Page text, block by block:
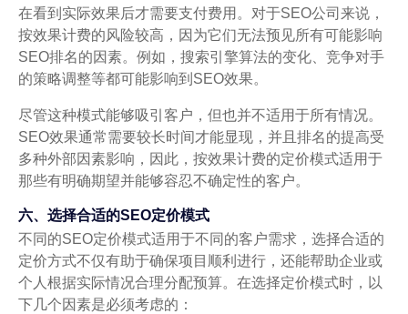
在看到实际效果后才需要支付费用。对于SEO公司来说，
按效果计费的风险较高，因为它们无法预见所有可能影响
SEO排名的因素。例如，搜索引擎算法的变化、竞争对手
的策略调整等都可能影响到SEO效果。
尽管这种模式能够吸引客户，但也并不适用于所有情况。
SEO效果通常需要较长时间才能显现，并且排名的提高受
多种外部因素影响，因此，按效果计费的定价模式适用于
那些有明确期望并能够容忍不确定性的客户。
六、选择合适的SEO定价模式
不同的SEO定价模式适用于不同的客户需求，选择合适的
定价方式不仅有助于确保项目顺利进行，还能帮助企业或
个人根据实际情况合理分配预算。在选择定价模式时，以
下几个因素是必须考虑的：